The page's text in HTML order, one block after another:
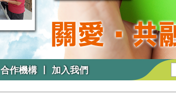
合作機構 加入我們